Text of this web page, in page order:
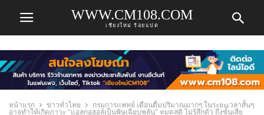
WWW.CM108.COM
เชียงใหม่ ร้อยแปด
หน้าแรก ข่าวทั่วไทย
กรมการแพทย์ เตือนดื่มปริมาณมากๆ ในระยะเวลาสั้นๆ
อาจทำให้เกิดภาวะ “แอลกอฮอล์เป็นพิษเฉียบพลัน” หมดสติ ไม่รู้สึกตัว ถึงขั้นเสีย